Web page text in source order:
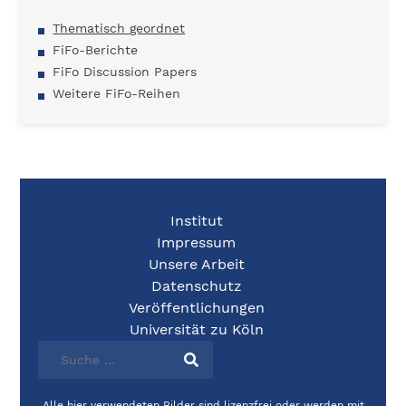
Thematisch geordnet
FiFo-Berichte
FiFo Discussion Papers
Weitere FiFo-Reihen
Institut
Impressum
Unsere Arbeit
Datenschutz
Veröffentlichungen
Universität zu Köln